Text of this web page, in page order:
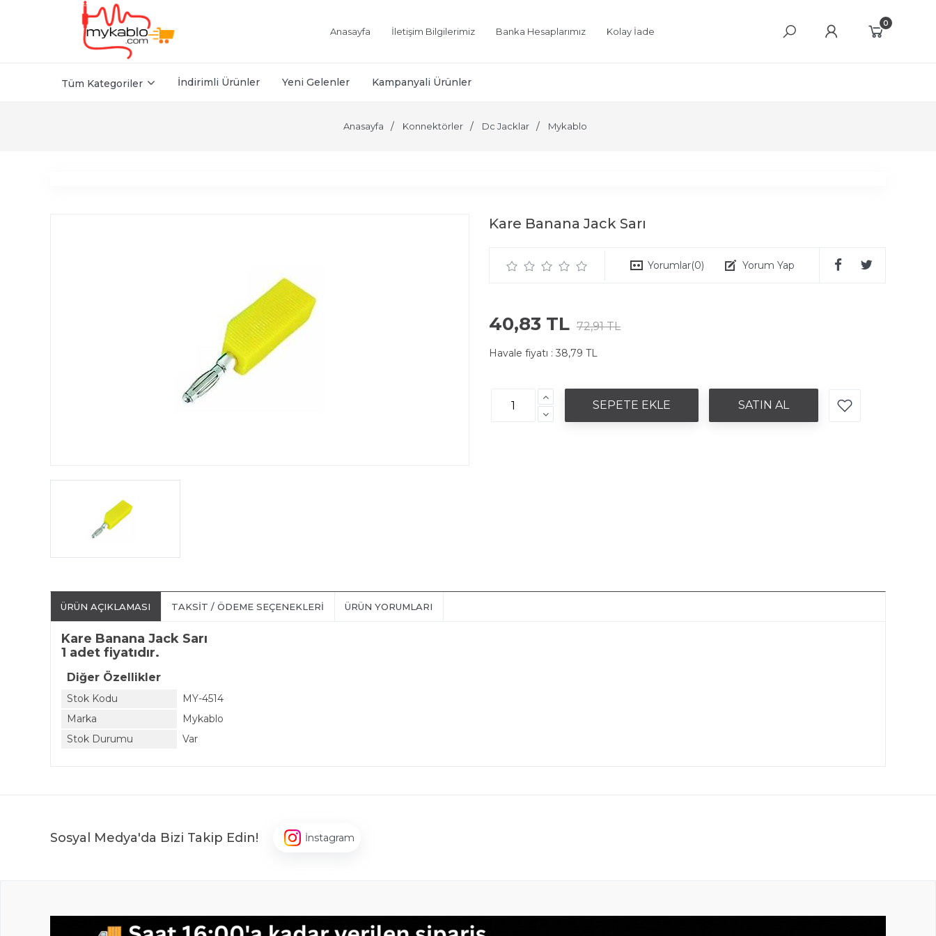
Anasayfa İletişim Bilgilerimiz Banka Hesaplarımız Kolay İade
0
Tüm Kategoriler İndirimli Ürünler Yeni Gelenler Kampanyali Ürünler
Anasayfa Konnektörler Dc Jacklar Mykablo
Kare Banana Jack Sarı
Yorumlar(0) Yorum Yap
40,83 TL 72,91 TL
Havale fiyatı : 38,79 TL
ÜRÜN AÇIKLAMASI TAKSIT / ÖDEME SEÇENEKLERI ÜRÜN YORUMLARI
Kare Banana Jack Sarı
1 adet fiyatıdır.
Diğer Özellikler
Stok Kodu
MY-4514
Marka
Mykablo
Stok Durumu
Var
Sosyal Medya'da Bizi Takip Edin! İnstagram